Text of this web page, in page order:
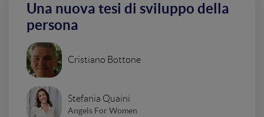
Una nuova tesi di sviluppo della
persona
Cristiano Bottone
Stefania Quaini
Angels For Women